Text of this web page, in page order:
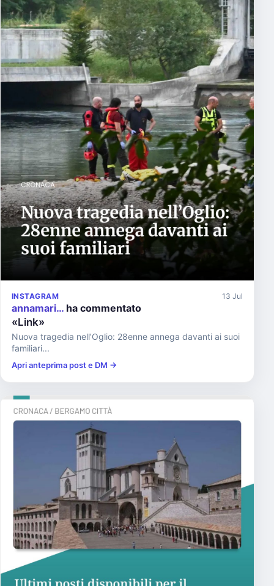
INSTAGRAM 13 Jul
annamari… ha commentato
«Link»
Nuova tragedia nell’Oglio: 28enne annega davanti ai suoi
familiari...
Apri anteprima post e DM →